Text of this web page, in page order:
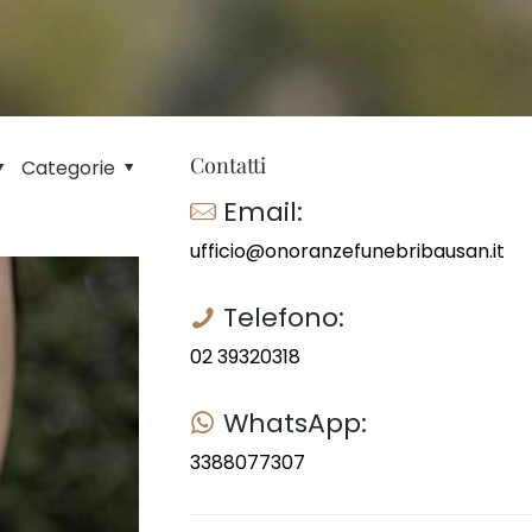
Categorie Contatti
Email:
ufficio@onoranzefunebribausan.it
Telefono:
02 39320318
WhatsApp:
3388077307